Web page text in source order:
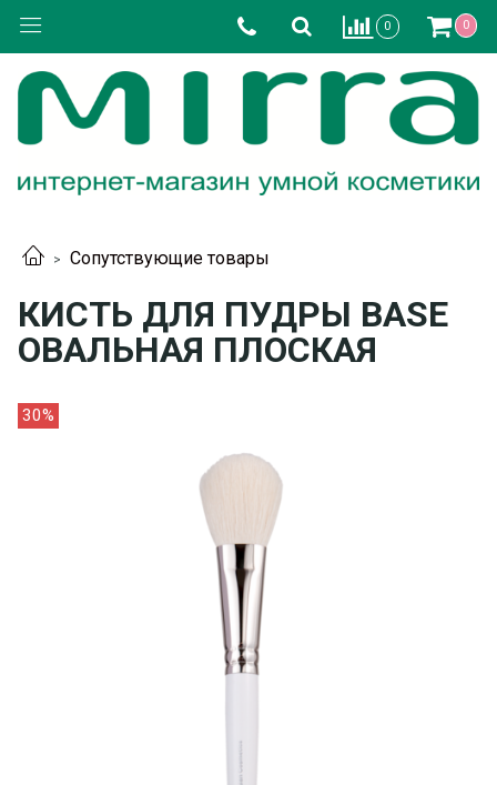
0 0
Сопутствующие товары
КИСТЬ ДЛЯ ПУДРЫ BASE
ОВАЛЬНАЯ ПЛОСКАЯ
30%